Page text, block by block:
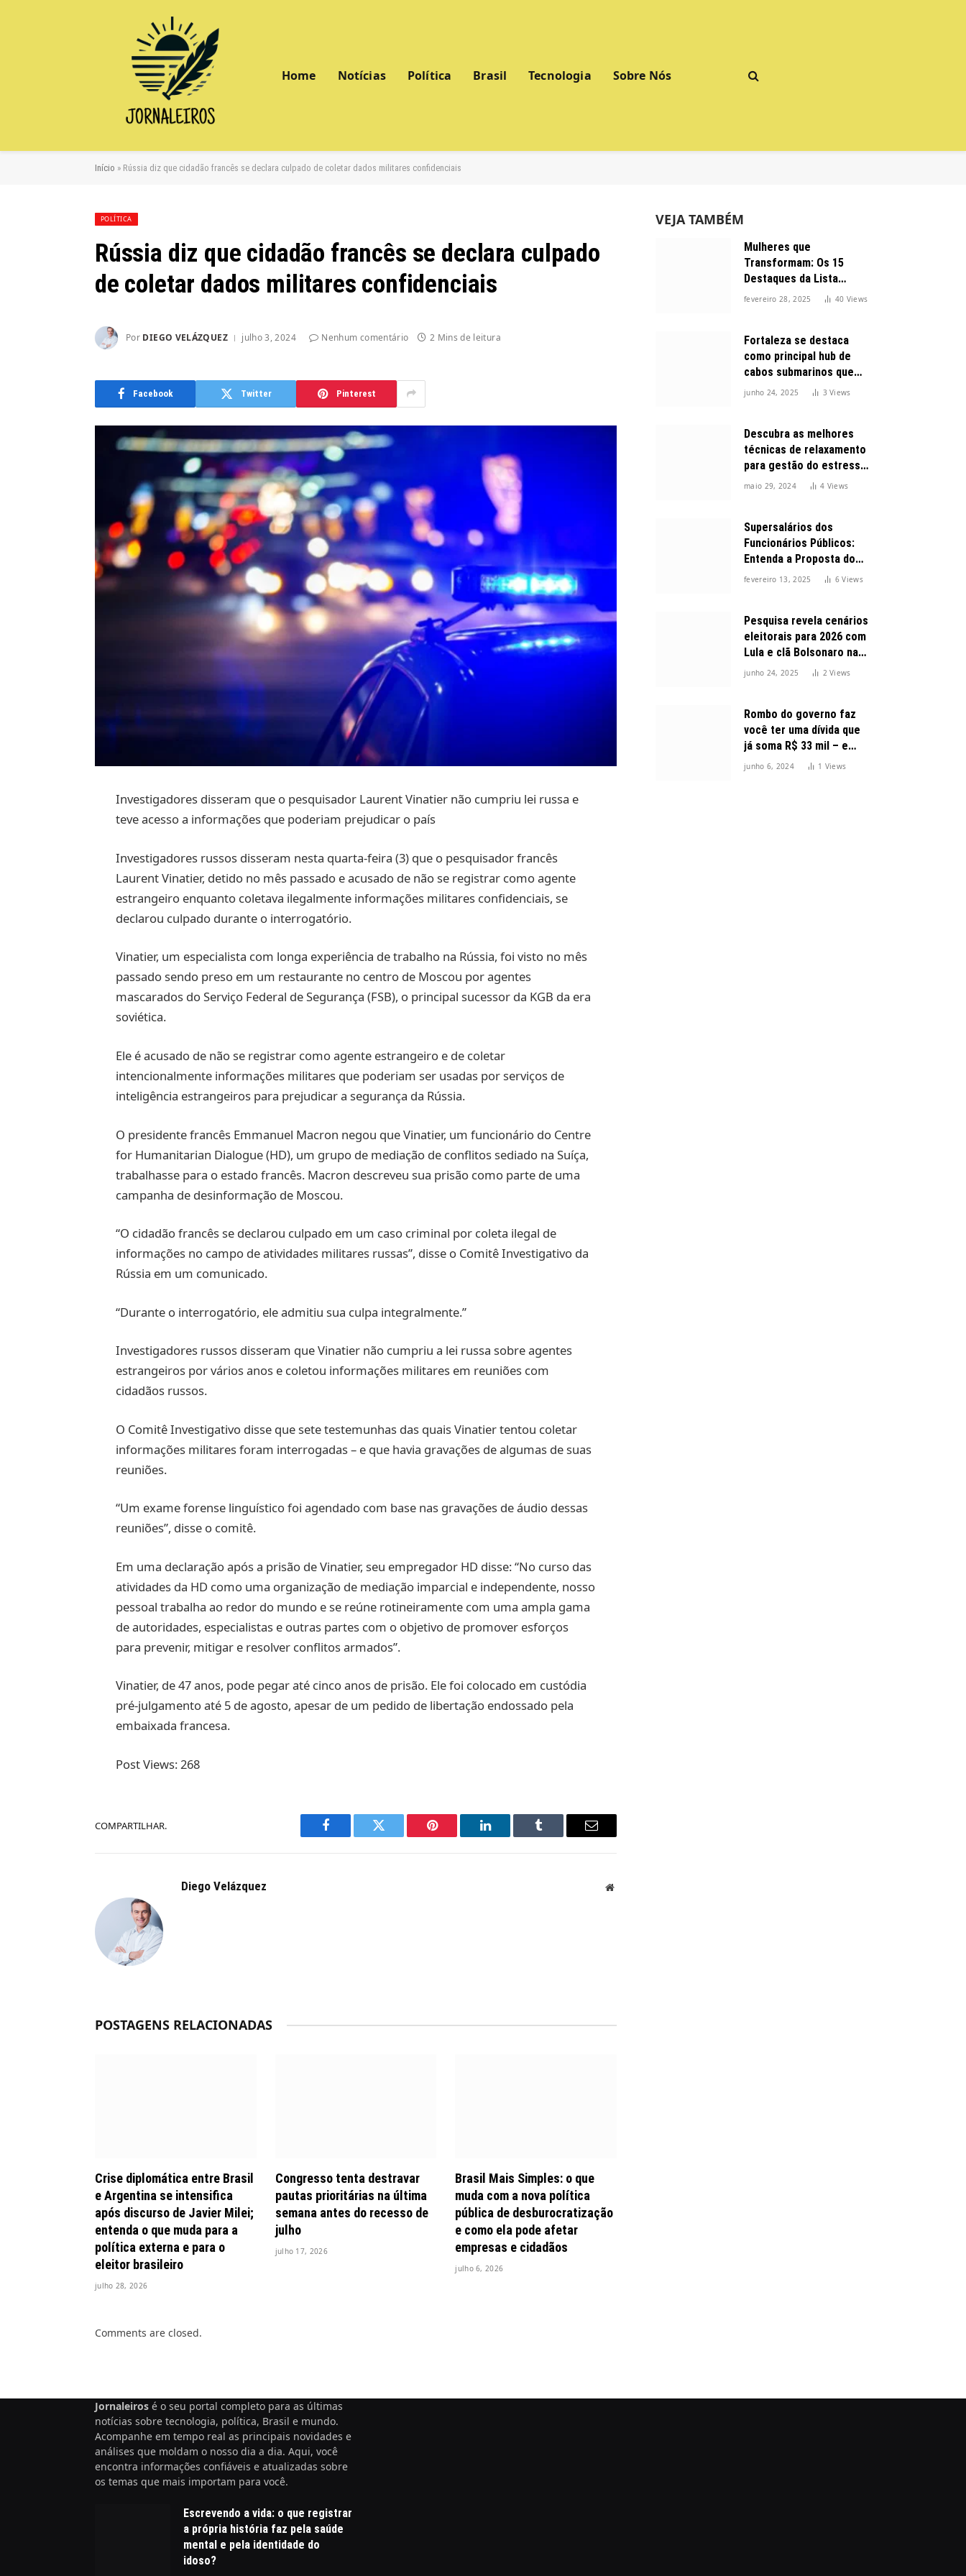
Home Notícias Política Brasil Tecnologia Sobre Nós
Início » Rússia diz que cidadão francês se declara culpado de coletar dados militares confidenciais
POLÍTICA
Rússia diz que cidadão francês se declara culpado
de coletar dados militares confidenciais
Por DIEGO VELÁZQUEZ julho 3, 2024 Nenhum comentário 2 Mins de leitura
Facebook Twitter Pinterest
Investigadores disseram que o pesquisador Laurent Vinatier não cumpriu lei russa e
teve acesso a informações que poderiam prejudicar o país
Investigadores russos disseram nesta quarta-feira (3) que o pesquisador francês
Laurent Vinatier, detido no mês passado e acusado de não se registrar como agente
estrangeiro enquanto coletava ilegalmente informações militares confidenciais, se
declarou culpado durante o interrogatório.
Vinatier, um especialista com longa experiência de trabalho na Rússia, foi visto no mês
passado sendo preso em um restaurante no centro de Moscou por agentes
mascarados do Serviço Federal de Segurança (FSB), o principal sucessor da KGB da era
soviética.
Ele é acusado de não se registrar como agente estrangeiro e de coletar
intencionalmente informações militares que poderiam ser usadas por serviços de
inteligência estrangeiros para prejudicar a segurança da Rússia.
O presidente francês Emmanuel Macron negou que Vinatier, um funcionário do Centre
for Humanitarian Dialogue (HD), um grupo de mediação de conflitos sediado na Suíça,
trabalhasse para o estado francês. Macron descreveu sua prisão como parte de uma
campanha de desinformação de Moscou.
“O cidadão francês se declarou culpado em um caso criminal por coleta ilegal de
informações no campo de atividades militares russas”, disse o Comitê Investigativo da
Rússia em um comunicado.
“Durante o interrogatório, ele admitiu sua culpa integralmente.”
Investigadores russos disseram que Vinatier não cumpriu a lei russa sobre agentes
estrangeiros por vários anos e coletou informações militares em reuniões com
cidadãos russos.
O Comitê Investigativo disse que sete testemunhas das quais Vinatier tentou coletar
informações militares foram interrogadas – e que havia gravações de algumas de suas
reuniões.
“Um exame forense linguístico foi agendado com base nas gravações de áudio dessas
reuniões”, disse o comitê.
Em uma declaração após a prisão de Vinatier, seu empregador HD disse: “No curso das
atividades da HD como uma organização de mediação imparcial e independente, nosso
pessoal trabalha ao redor do mundo e se reúne rotineiramente com uma ampla gama
de autoridades, especialistas e outras partes com o objetivo de promover esforços
para prevenir, mitigar e resolver conflitos armados”.
Vinatier, de 47 anos, pode pegar até cinco anos de prisão. Ele foi colocado em custódia
pré-julgamento até 5 de agosto, apesar de um pedido de libertação endossado pela
embaixada francesa.
Post Views:268
COMPARTILHAR.
Facebook Twitter Pinterest LinkedIn Tumblr Email
Diego Velázquez Website
POSTAGENS RELACIONADAS
Crise diplomática entre Brasil
e Argentina se intensifica
após discurso de Javier Milei;
entenda o que muda para a
política externa e para o
eleitor brasileiro
julho 28, 2026
Congresso tenta destravar
pautas prioritárias na última
semana antes do recesso de
julho
julho 17, 2026
Brasil Mais Simples: o que
muda com a nova política
pública de desburocratização
e como ela pode afetar
empresas e cidadãos
julho 6, 2026
Comments are closed.
VEJA TAMBÉM
Mulheres que
Transformam: Os 15
Destaques da Lista
Forbes 2025 no Brasil
fevereiro 28, 2025 40 Views
Fortaleza se destaca
como principal hub de
cabos submarinos que
conectam o Brasil ao
junho 24, 2025 3Views
Descubra as melhores
técnicas de relaxamento
para gestão do estresse
durante o dia
maio 29, 2024 4 Views
Supersalários dos
Funcionários Públicos:
Entenda a Proposta do
Governo para Limitar
fevereiro 13, 2025 6Views
Pesquisa revela cenários
eleitorais para 2026 com
Lula e clã Bolsonaro na
disputa presidencial
junho 24, 2025 2Views
Rombo do governo faz
você ter uma dívida que
já soma R$ 33 mil – e
cresceu 300%
junho 6, 2024 1 Views
Jornaleiros é o seu portal completo para as últimas
notícias sobre tecnologia, política, Brasil e mundo.
Acompanhe em tempo real as principais novidades e
análises que moldam o nosso dia a dia. Aqui, você
encontra informações confiáveis e atualizadas sobre
os temas que mais importam para você.
Escrevendo a vida: o que registrar
a própria história faz pela saúde
mental e pela identidade do
idoso?